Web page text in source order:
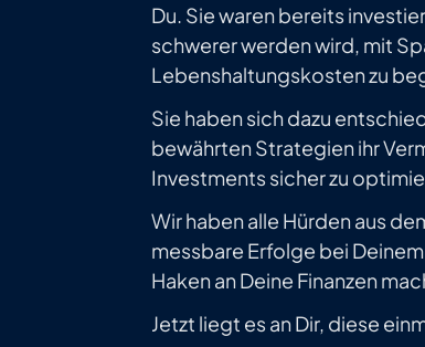
Du. Sie waren bereits
schwerer werden wird, mit
Lebenshaltungskosten zu
Sie haben sich dazu
bewährten Strategien ihr
Investments sicher zu
Wir haben alle Hürden aus
messbare Erfolge bei
Haken an Deine Finanzen
Jetzt liegt es an Dir, diese